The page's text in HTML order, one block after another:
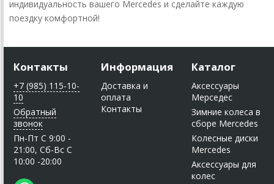
индивидуальность вашего Mercedes и сделайте каждую
поездку комфортной!
Контакты
+7 (985) 115-10-
10
Обратный
звонок
Пн-Пт C 9:00 -
21:00, Сб-Вс С
10:00 -20:00
Информация
Доставка и
оплата
Контакты
Каталог
Аксессуары
Мерседес
Зимние колеса в
сборе Mercedes
Колесные диски
Mercedes
Аксессуары для
колес